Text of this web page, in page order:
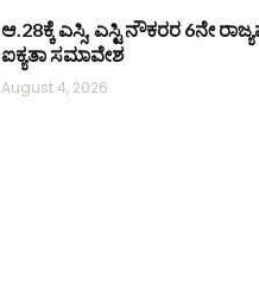
ಆ.28ಕ್ಕೆ ಎಸ್ಸಿ, ಎಸ್ಟಿ ನೌಕರರ 6ನೇ
ಐಕ್ಯತಾ ಸಮಾವೇಶ
August 4, 2026